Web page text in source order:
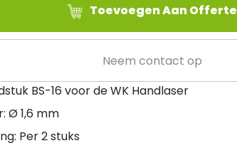
Toevoegen Aan Offerte
Neem contact op
BS-16 voor de WK Handlaser
Ø 1,6 mm
Per 2 stuks